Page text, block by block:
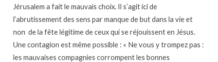
Jérusalem a fait le mauvais choix. Il s’agit ici de
l’abrutissement des sens par manque de but dans la vie et
non de la fête légitime de ceux qui se réjouissent en Jésus.
Une contagion est même possible : « Ne vous y trompez pas :
les mauvaises compagnies corrompent les bonnes